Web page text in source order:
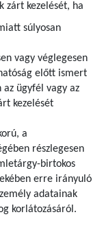
zárt kezelését, ha
súlyosan
vagy véglegesen
előtt ismert
ügyfél vagy az
kezelését
a
részlegesen
birtokos
erre irányuló
adatainak
korlátozásáról.